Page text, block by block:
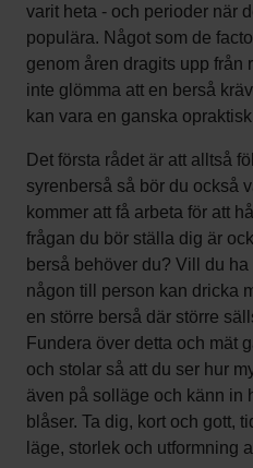
varit heta - och perioder när
populära. Något som de
genom åren dragits upp från
inte glömma att en berså
kan vara en ganska
Det första rådet är att alltså
syrenberså så bör du också
kommer att få arbeta för att
frågan du bör ställa dig är
berså behöver du? Vill du
någon till person kan dricka
en större berså där större
Fundera över detta och mät
och stolar så att du ser hur
även på solläge och känn in
blåser. Ta dig, kort och gott,
läge, storlek och utformning